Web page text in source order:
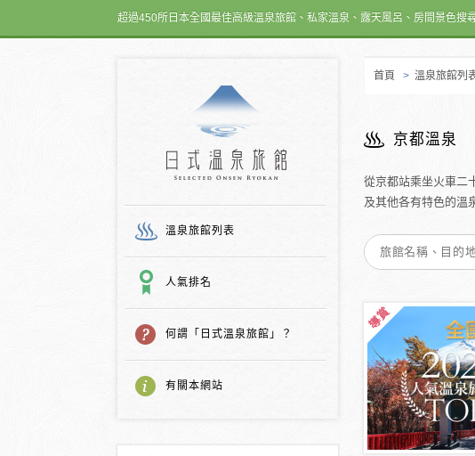
超過450所日本全國最佳高級溫泉旅館、私家溫泉、露天風呂、房間景色搜
溫泉旅館列表
人氣排名
何謂「日式溫泉旅館」？
有關本網站
首頁 > 溫泉旅館列
京都溫泉
從京都站乘坐火車二
及其他各有特色的溫